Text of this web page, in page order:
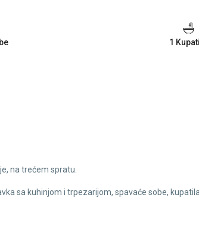
1
na trećem spratu.
sa kuhinjom i trpezarijom, spavaće sobe,